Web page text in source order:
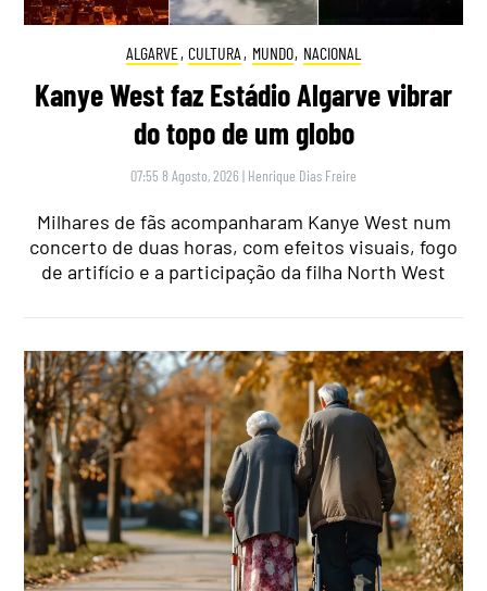
ALGARVE, CULTURA , MUNDO, NACIONAL
Kanye West faz Estádio Algarve vibrar
do topo de um globo
07:55 8 Agosto, 2026 | Henrique Dias Freire
Milhares de fãs acompanharam Kanye West num
concerto de duas horas, com efeitos visuais, fogo
de artifício e a participação da filha North West